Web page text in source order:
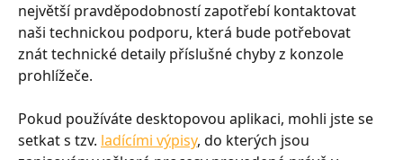
největší pravděpodobností zapotřebí kontaktovat
naši technickou podporu, která bude potřebovat
znát technické detaily příslušné chyby z konzole
prohlížeče.
Pokud používáte desktopovou aplikaci, mohli jste se
setkat s tzv. ladícími výpisy, do kterých jsou